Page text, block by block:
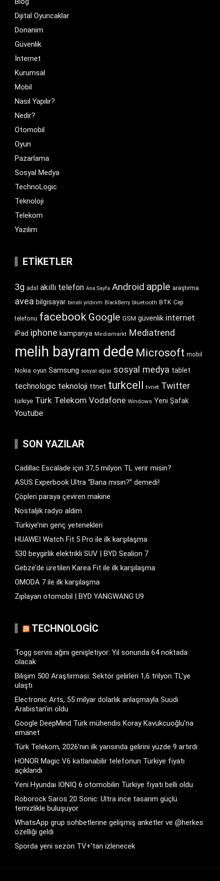
Dijital Oyuncaklar
Donanim
Güvenlik
İnternet
Kurumsal
Mobil
Nasıl Yapılır?
Nedir?
Otomobil
Oyun
Pazarlama
Sosyal Medya
TechnoLogic
Teknoloji
Telekom
Yazılım
ETIKETLER
3g adsl akıllı telefon Ana Sayfa Android apple araştırma
avea bilgisayar binali yıldırım BlackBerry bluetooth BTK Cep
telefonu facebook Google GSM güvenlik internet
iPad iphone kampanya Mediamarkt Mediatrend
melih bayram dede Microsoft mobil
Nokia oyun Samsung sosyal ağlar sosyal medya tablet
technologic teknoloji ttnet turkcell tvnet Twitter
türkiye Türk Telekom Vodafone Windows Yeni Şafak
Youtube
SON YAZILAR
Cadillac Escalade için 37,5 milyon TL verir misin?
ASUS Experbook Ultra “Bana mısın?” demedi!
Çöpleri paraya çeviren makine
Nostaljik radyo aldım
Türkiye’nin genç yetenekleri
HUAWEI Watch Fit 5 Pro ile ilk karşılaşma
530 beygirlik elektrikli SUV | BYD Sealion 7
Gebze’de üretilen Karea Fit ile ilk karşılaşma
OMODA 7 ile ilk karşılaşma
Zıplayan otomobil | BYD YANGWANG U9
TECHNOLOGIC
Togg servis ağını genişletiyor: Yıl sonunda 64 noktada
olacak
Bilişim 500 Araştırması: Sektör gelirleri 1,6 trilyon TL’ye
ulaştı
Electronic Arts, 55 milyar dolarlık anlaşmayla Suudi
Arabistan’ın oldu
Google DeepMind Türk mühendis Koray Kavukcuoğlu’na
emanet
Türk Telekom, 2026’nın ilk yarısında gelirini yüzde 9 artırdı
HONOR Magic V6 katlanabilir telefonun Türkiye fiyatı
açıklandı
Yeni Hyundai IONIQ 6 otomobilin Türkiye fiyatı belli oldu
Roborock Saros 20 Sonic: Ultra ince tasarım güçlü
temizlikle buluşuyor
WhatsApp grup sohbetlerine gelişmiş anketler ve @herkes
özelliği geldi
Sporda yeni sezon TV+’tan izlenecek